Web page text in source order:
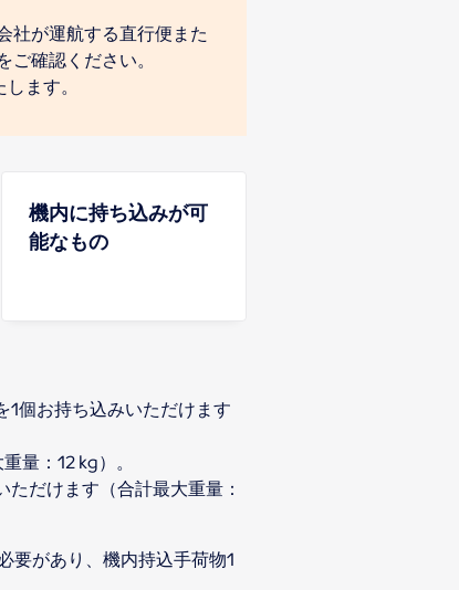
社が運航する直行便また
確認ください。
ます。
機内に持ち込みが可
能なもの
個お持ち込みいただけます
量：12 kg）。
だけます（合計最大重量：
要があり、機内持込手荷物1